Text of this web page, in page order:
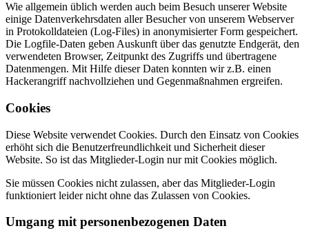
Wie allgemein üblich werden auch beim Besuch unserer Website
einige Datenverkehrsdaten aller Besucher von unserem Webserver
in Protokolldateien (Log-Files) in anonymisierter Form gespeichert.
Die Logfile-Daten geben Auskunft über das genutzte Endgerät, den
verwendeten Browser, Zeitpunkt des Zugriffs und übertragene
Datenmengen. Mit Hilfe dieser Daten konnten wir z.B. einen
Hackerangriff nachvollziehen und Gegenmaßnahmen ergreifen.
Cookies
Diese Website verwendet Cookies. Durch den Einsatz von Cookies
erhöht sich die Benutzerfreundlichkeit und Sicherheit dieser
Website. So ist das Mitglieder-Login nur mit Cookies möglich.
Sie müssen Cookies nicht zulassen, aber das Mitglieder-Login
funktioniert leider nicht ohne das Zulassen von Cookies.
Umgang mit personenbezogenen Daten